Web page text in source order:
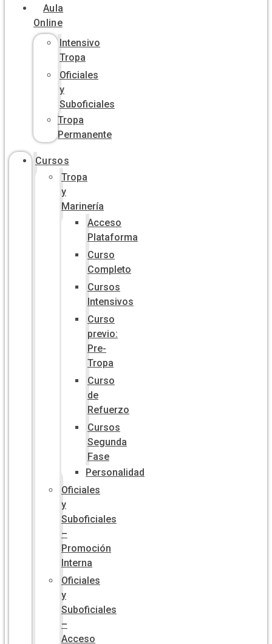
Aula
Online
Intensivo
Tropa
Oficiales
y
Suboficiales
Tropa
Permanente
Cursos
Tropa
y
Marinería
Acceso
Plataforma
Curso
Completo
Cursos
Intensivos
Curso
previo:
Pre-
Tropa
Curso
de
Refuerzo
Cursos
Segunda
Fase
Personalidad
Oficiales
y
Suboficiales
–
Promoción
Interna
Oficiales
y
Suboficiales
–
Acceso